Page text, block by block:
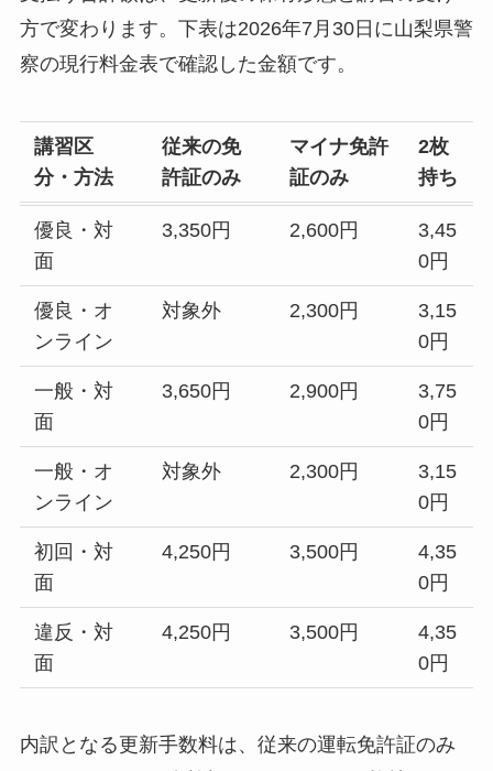
方で変わります。下表は2026年7月30日に山梨県警
察の現行料金表で確認した金額です。
講習区
分・方法
従来の免
許証のみ
マイナ免許
証のみ
2枚
持ち
優良・対
面
3,350円 2,600円
3,45
0円
優良・オ
ンライン
対象外 2,300円
3,15
0円
一般・対
面
3,650円 2,900円
3,75
0円
一般・オ
ンライン
対象外 2,300円
3,15
0円
初回・対
面
4,250円 3,500円
4,35
0円
違反・対
面
4,250円 3,500円
4,35
0円
内訳となる更新手数料は、従来の運転免許証のみ